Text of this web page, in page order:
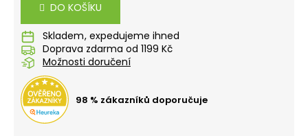
DO KOŠÍKU
Skladem
Doprava zdarma od 1199 Kč
Možnosti doručení
98 % zákazníků doporučuje
e
m
e
STUDENTSKÝ
BATOH
OXY